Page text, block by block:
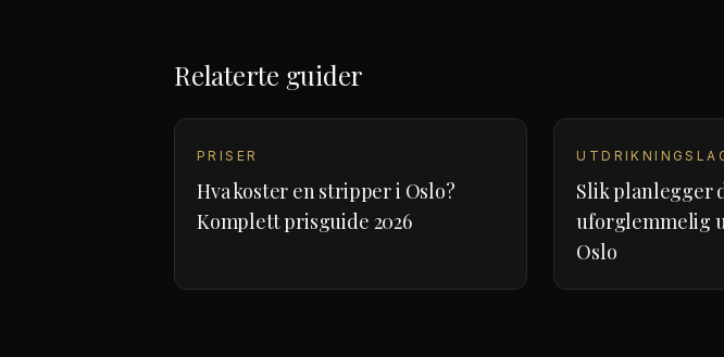
Relaterte guider
PRISER
Hva koster en stripper i Oslo?
Komplett prisguide 2026
Slik planlegger
uforglemmelig
Oslo